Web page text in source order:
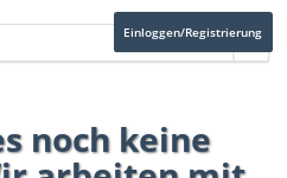
Einloggen/Registrierung
noch keine